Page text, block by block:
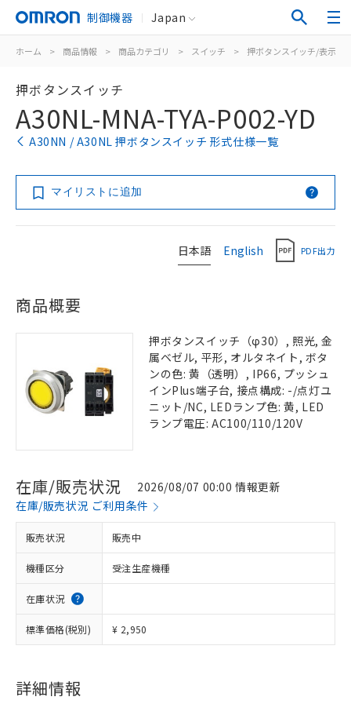
制御機器 Japan
ホーム > 商品情報 > 商品カテゴリ > スイッチ > 押ボタンスイッチ/表示灯
押ボタンスイッチ
A30NL-MNA-TYA-P002-YD
A30NN / A30NL 押ボタンスイッチ 形式仕様一覧
マイリストに追加
日本語 English PDF出力
商品概要
押ボタンスイッチ（φ30）, 照光, 金
属ベゼル, 平形, オルタネイト, ボタ
ンの色: 黄（透明）, IP66, プッシュ
インPlus端子台, 接点構成: -/点灯ユ
ニット/NC, LEDランプ色: 黄, LED
ランプ電圧: AC100/110/120V
在庫/販売状況
2026/08/07 00:00 情報更新
在庫/販売状況 ご利用条件
販売状況 販売中
機種区分 受注生産機種
在庫状況
標準価格(税別) ¥ 2,950
詳細情報